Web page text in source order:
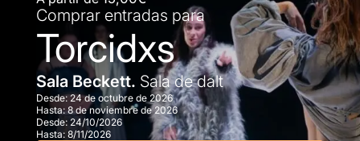
Comprar entradas para
Torcidxs
Sala Beckett. Sala de dalt
Desde:24 de octubre de 2026
Hasta: 8 de noviembre de 2026
Desde: 24/10/2026
Hasta: 8/11/2026